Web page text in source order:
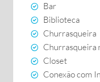
Bar
Biblioteca
Churrasqueira
Churrasqueira
Closet
Conexão com